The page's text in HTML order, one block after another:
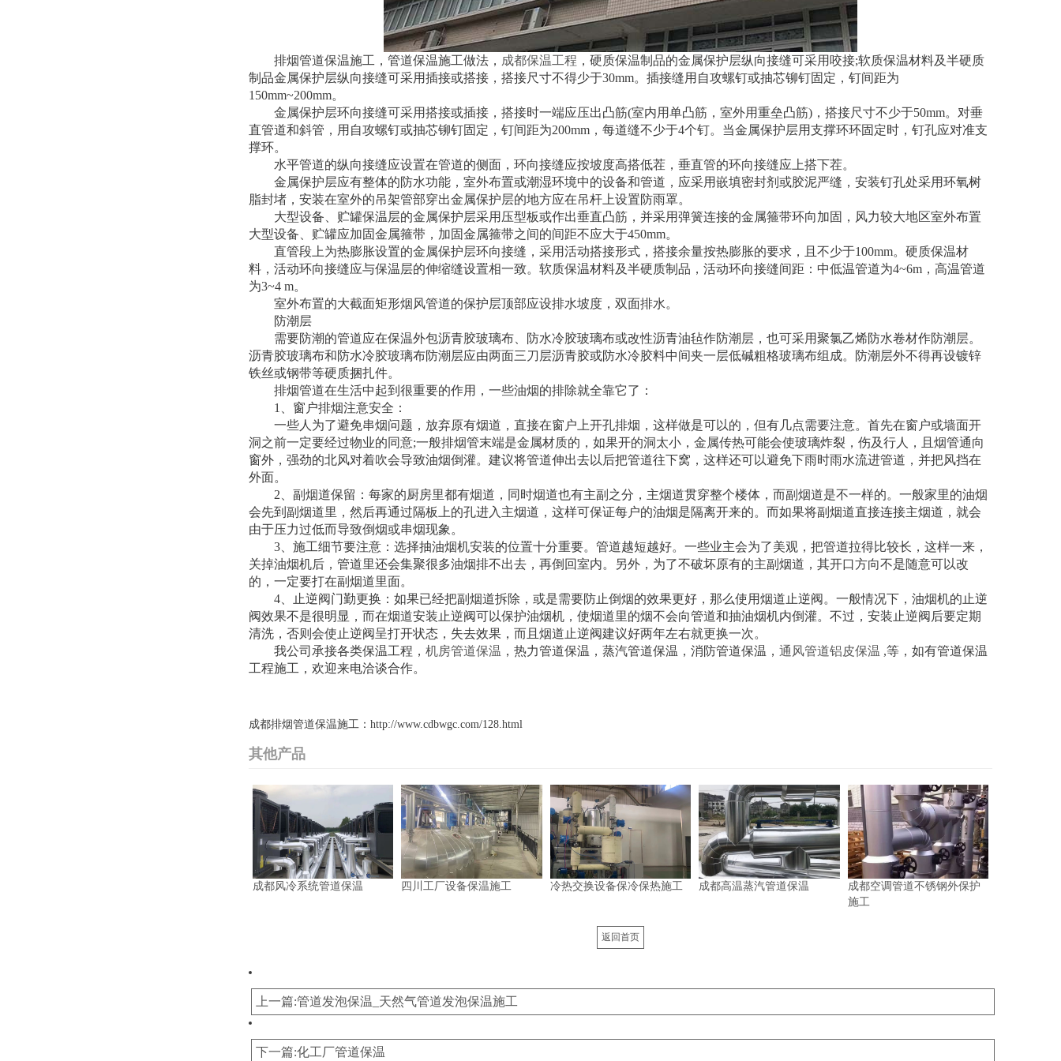
排烟管道保温施工，管道保温施工做法， 成都保温工程 ，硬质保温制品的金属保护层纵向接缝可采用咬接;软质保温材料及半硬质
制品金属保护层纵向接缝可采用插接或搭接，搭接尺寸不得少于30mm。插接缝用自攻螺钉或抽芯铆钉固定，钉间距为
150mm~200mm。
金属保护层环向接缝可采用搭接或插接，搭接时一端应压出凸筋(室内用单凸筋，室外用重垒凸筋)，搭接尺寸不少于50mm。对垂
直管道和斜管，用自攻螺钉或抽芯铆钉固定，钉间距为200mm，每道缝不少于4个钉。当金属保护层用支撑环环固定时，钉孔应对准支
撑环。
水平管道的纵向接缝应设置在管道的侧面，环向接缝应按坡度高搭低茬，垂直管的环向接缝应上搭下茬。
金属保护层应有整体的防水功能，室外布置或潮湿环境中的设备和管道，应采用嵌填密封剂或胶泥严缝，安装钉孔处采用环氧树
脂封堵，安装在室外的吊架管部穿出金属保护层的地方应在吊杆上设置防雨罩。
大型设备、贮罐保温层的金属保护层采用压型板或作出垂直凸筋，并采用弹簧连接的金属箍带环向加固，风力较大地区室外布置
大型设备、贮罐应加固金属箍带，加固金属箍带之间的间距不应大于450mm。
直管段上为热膨胀设置的金属保护层环向接缝，采用活动搭接形式，搭接余量按热膨胀的要求，且不少于100mm。硬质保温材
料，活动环向接缝应与保温层的伸缩缝设置相一致。软质保温材料及半硬质制品，活动环向接缝间距：中低温管道为4~6m，高温管道
为3~4 m。
室外布置的大截面矩形烟风管道的保护层顶部应设排水坡度，双面排水。
防潮层
需要防潮的管道应在保温外包沥青胶玻璃布、防水冷胶玻璃布或改性沥青油毡作防潮层，也可采用聚氯乙烯防水卷材作防潮层。
沥青胶玻璃布和防水冷胶玻璃布防潮层应由两面三刀层沥青胶或防水冷胶料中间夹一层低碱粗格玻璃布组成。防潮层外不得再设镀锌
铁丝或钢带等硬质捆扎件。
排烟管道在生活中起到很重要的作用，一些油烟的排除就全靠它了：
1、窗户排烟注意安全：
一些人为了避免串烟问题，放弃原有烟道，直接在窗户上开孔排烟，这样做是可以的，但有几点需要注意。首先在窗户或墙面开
洞之前一定要经过物业的同意;一般排烟管末端是金属材质的，如果开的洞太小，金属传热可能会使玻璃炸裂，伤及行人，且烟管通向
窗外，强劲的北风对着吹会导致油烟倒灌。建议将管道伸出去以后把管道往下窝，这样还可以避免下雨时雨水流进管道，并把风挡在
外面。
2、副烟道保留：每家的厨房里都有烟道，同时烟道也有主副之分，主烟道贯穿整个楼体，而副烟道是不一样的。一般家里的油烟
会先到副烟道里，然后再通过隔板上的孔进入主烟道，这样可保证每户的油烟是隔离开来的。而如果将副烟道直接连接主烟道，就会
由于压力过低而导致倒烟或串烟现象。
3、施工细节要注意：选择抽油烟机安装的位置十分重要。管道越短越好。一些业主会为了美观，把管道拉得比较长，这样一来，
关掉油烟机后，管道里还会集聚很多油烟排不出去，再倒回室内。另外，为了不破坏原有的主副烟道，其开口方向不是随意可以改
的，一定要打在副烟道里面。
4、止逆阀门勤更换：如果已经把副烟道拆除，或是需要防止倒烟的效果更好，那么使用烟道止逆阀。一般情况下，油烟机的止逆
阀效果不是很明显，而在烟道安装止逆阀可以保护油烟机，使烟道里的烟不会向管道和抽油烟机内倒灌。不过，安装止逆阀后要定期
清洗，否则会使止逆阀呈打开状态，失去效果，而且烟道止逆阀建议好两年左右就更换一次。
我公司承接各类保温工程， 机房管道保温 ，热力管道保温，蒸汽管道保温，消防管道保温， 通风管道铝皮保温 ,等，如有管道保温
工程施工，欢迎来电洽谈合作。
成都排烟管道保温施工：http://www.cdbwgc.com/128.html
其他产品
成都风冷系统管道保温 四川工厂设备保温施工 冷热交换设备保冷保热施工 成都高温蒸汽管道保温
成都空调管道不锈钢外保护
施工
返回首页
上一篇:管道发泡保温_天然气管道发泡保温施工
下一篇:化工厂管道保温